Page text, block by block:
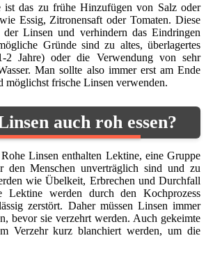
ist das zu frühe Hinzufügen von Salz oder
Essig, Zitronensaft oder Tomaten. Diese
der Linsen und verhindern das Eindringen
Gründe sind zu altes, überlagertes
2 Jahre) oder die Verwendung von sehr
Man sollte also immer erst am Ende
möglichst frische Linsen verwenden.
auch roh essen?
Linsen enthalten Lektine, eine Gruppe
den Menschen unverträglich sind und zu
wie Übelkeit, Erbrechen und Durchfall
Lektine werden durch den Kochprozess
zerstört. Daher müssen Linsen immer
bevor sie verzehrt werden. Auch gekeimte
Verzehr kurz blanchiert werden, um die